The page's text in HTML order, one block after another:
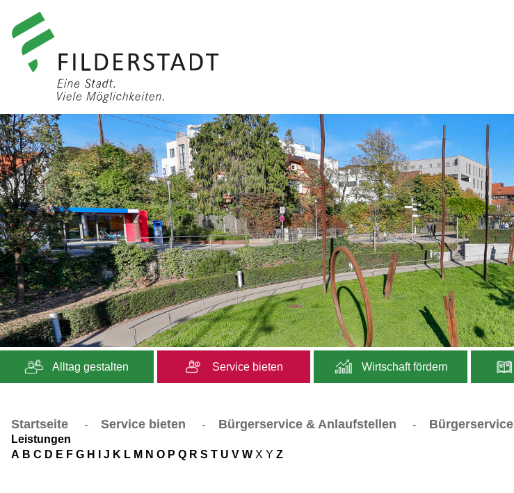
Alltag gestalten Service bieten Wirtschaft fördern
Startseite - Service bieten - Bürgerservice & Anlaufstellen - Bürgerservice
Leistungen
A B C D E F G H J K L M N O P Q R S T U V W X Y Z